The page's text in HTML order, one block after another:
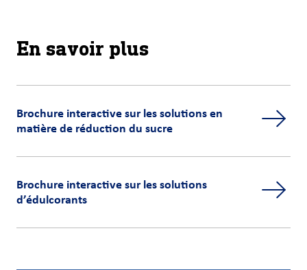
En savoir plus
Brochure interactive sur les solutions en
matière de réduction du sucre
Brochure interactive sur les solutions
d’édulcorants